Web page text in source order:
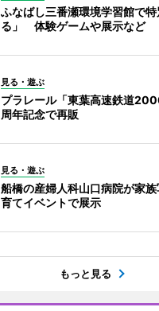
ふなばし三番瀬環境学習館で
る」 体験ゲームや展示など
見る・遊ぶ
プラレール「東葉高速鉄道
周年記念で再販
見る・遊ぶ
船橋の産婦人科山口病院が家
育てイベントで展示
もっと見る